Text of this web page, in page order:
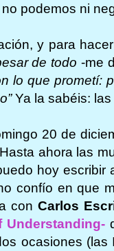
podemos ni
y para
de todo -me
lo que prometí:
Ya la sabéis:
20 de
ahora las
hoy escribir
confío en que
conCarlos
Understanding-
ocasiones